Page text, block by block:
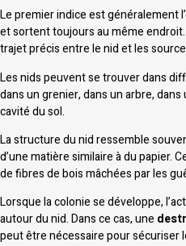
Le premier indice est généralement
et sortent toujours au même
trajet précis entre le nid et les
Les nids peuvent se trouver dans
dans un grenier, dans un arbre,
cavité du sol.
La structure du nid ressemble
d’une matière similaire à du papier.
de fibres de bois mâchées par les
Lorsque la colonie se développe,
autour du nid. Dans ce cas, une
peut être nécessaire pour sécuriser